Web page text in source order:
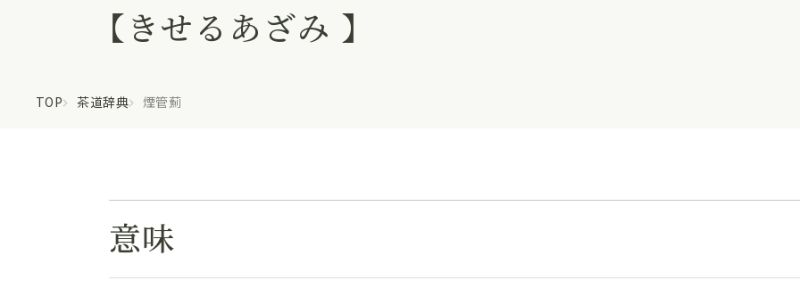
【きせるあざみ 】
TOP 茶道辞典 煙管薊
意味